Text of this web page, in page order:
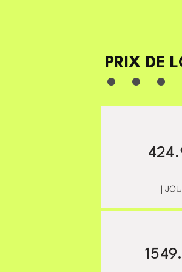
. . .
PRIX DE
|